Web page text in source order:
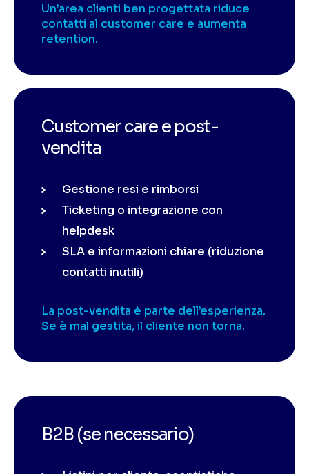
Un’area clienti ben progettata riduce
contatti al customer care e aumenta
retention.
Customer care e post-
vendita
Gestione resi e rimborsi
Ticketing o integrazione con
helpdesk
SLA e informazioni chiare (riduzione
contatti inutili)
La post-vendita è parte dell’esperienza.
Se è mal gestita, il cliente non torna.
B2B (se necessario)